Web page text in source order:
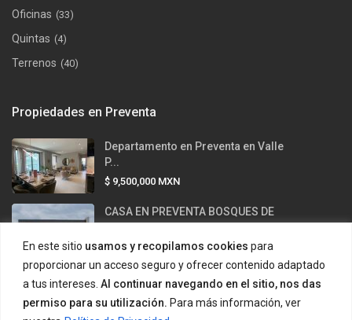
En este sitio usamos y recopilamos cookies para
proporcionar un acceso seguro y ofrecer contenido adaptado
a tus intereses. Al continuar navegando en el sitio, nos das
permiso para su utilización. Para más información, ver
Oficinas (33)
Quintas (4)
Terrenos (40)
Propiedades en Preventa
Departamento en Preventa en Valle
P...
$ 9,500,000 MXN
CASA EN PREVENTA BOSQUES DE
$ 12,500,000MXN
Casa en venta en Valle Alto –